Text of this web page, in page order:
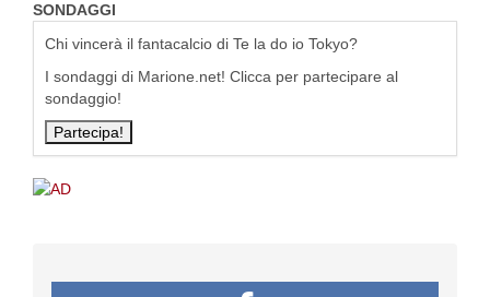
SONDAGGI
Chi vincerà il fantacalcio di Te la do io Tokyo?
I sondaggi di Marione.net! Clicca per partecipare al
sondaggio!